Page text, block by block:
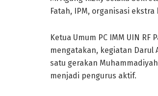
Fatah, IPM, organisasi
Ketua Umum PC IMM UIN
mengatakan, kegiatan Darul
satu gerakan
menjadi pengurus aktif.